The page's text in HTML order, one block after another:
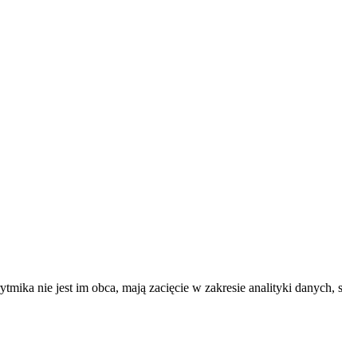
nie jest im obca, mają zacięcie w zakresie analityki